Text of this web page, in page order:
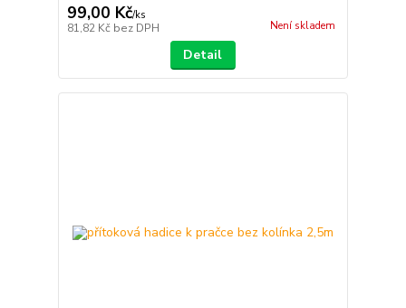
99,00 Kč/ks
81,82 Kč bez DPH Není skladem
Detail